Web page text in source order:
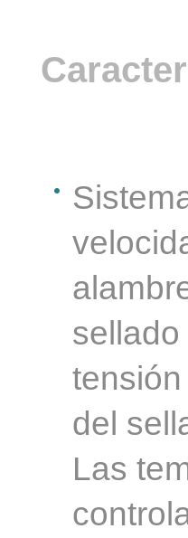
del
Las